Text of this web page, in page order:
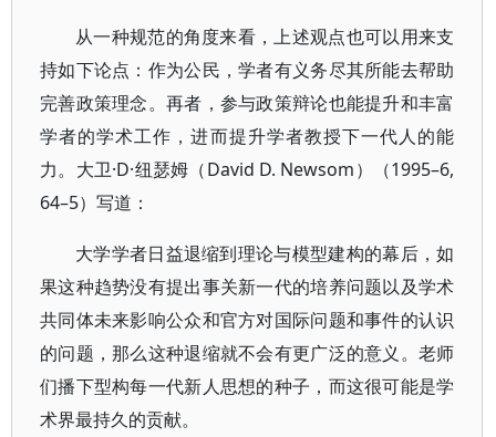
从一种规范的角度来看，上述观点也可以用来支
持如下论点：作为公民，学者有义务尽其所能去帮助
完善政策理念。再者，参与政策辩论也能提升和丰富
学者的学术工作，进而提升学者教授下一代人的能
力。大卫·D·纽瑟姆（David D. Newsom）（1995–6,
64–5）写道：
大学学者日益退缩到理论与模型建构的幕后，如
果这种趋势没有提出事关新一代的培养问题以及学术
共同体未来影响公众和官方对国际问题和事件的认识
的问题，那么这种退缩就不会有更广泛的意义。老师
们播下型构每一代新人思想的种子，而这很可能是学
术界最持久的贡献。